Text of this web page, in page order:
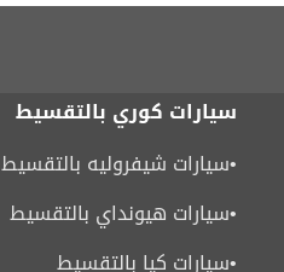
سيارات كوري بالتقسيط
•سيارات شيفروليه بالتقسيط
•سيارات هيونداي بالتقسيط
•سيارات كيا بالتقسيط